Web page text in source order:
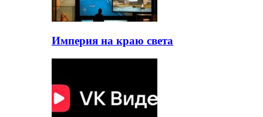
Империя на краю света